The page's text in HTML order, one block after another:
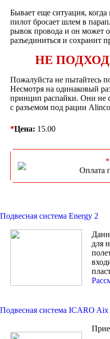
Бывает еще ситуация,
пилот бросает шлем в
рывок провода и он может
разъединиться и сохранит
НЕ
Пожалуйста не пытайтесь
Несмотря на одинаковый
принцип распайки. Они не
с разъемом под рации
*Цена: 15.00
*
Оплата
Подвесная система Energy 2
для
Подвесная система ICARO Aix